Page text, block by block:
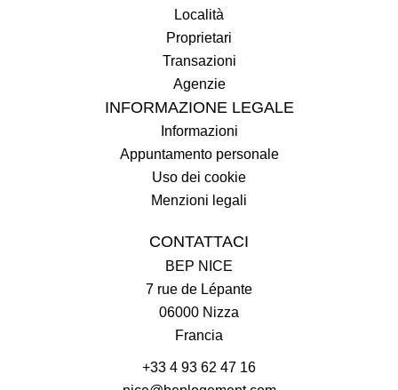
Località
Proprietari
Transazioni
Agenzie
INFORMAZIONE LEGALE
Informazioni
Appuntamento personale
Uso dei cookie
Menzioni legali
CONTATTACI
BEP NICE
7 rue de Lépante
06000 Nizza
Francia
+33 4 93 62 47 16